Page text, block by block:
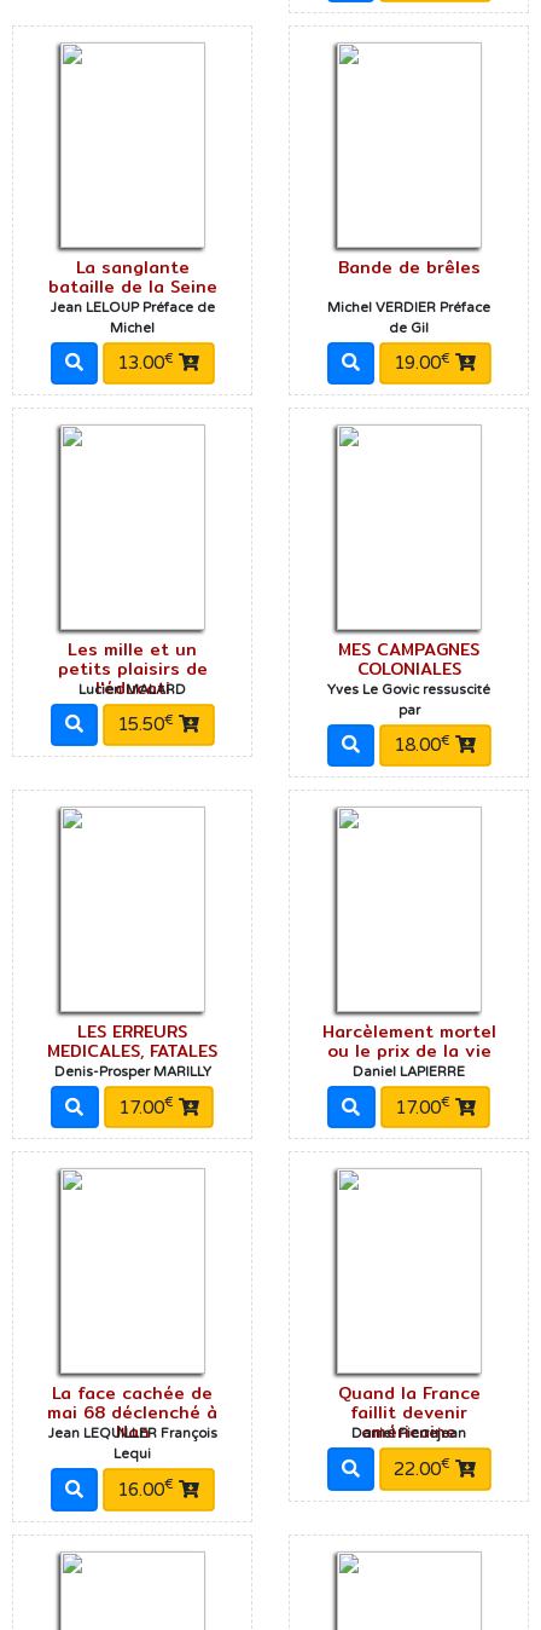
La sanglante
bataille de la Seine
Jean LELOUP Préface de
Michel
13.00€
Bande de brêles
Michel VERDIER Préface
de Gil
19.00€
Les mille et un
petits plaisirs de
l'éducati
Lucien MALARD
15.50€
MES CAMPAGNES
COLONIALES
Yves Le Govic ressuscité
par
18.00€
LES ERREURS
MEDICALES, FATALES
Denis-Prosper MARILLY
17.00€
Harcèlement mortel
ou le prix de la vie
Daniel LAPIERRE
17.00€
La face cachée de
mai 68 déclenché à
Nan
Jean LEQUILLER François
Lequi
16.00€
Quand la France
faillit devenir
américaine
Daniel Pierrejean
22.00€